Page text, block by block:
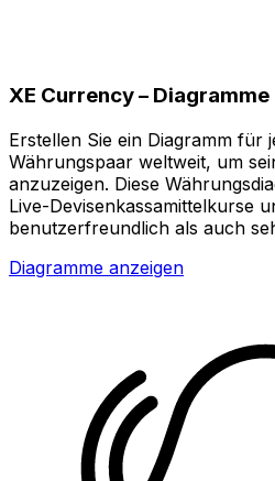
XE Currency – Diagramme
Erstellen Sie ein Diagramm für
Währungspaar weltweit, um
anzuzeigen. Diese
Live-Devisenkassamittelkurse
benutzerfreundlich als auch
Diagramme anzeigen